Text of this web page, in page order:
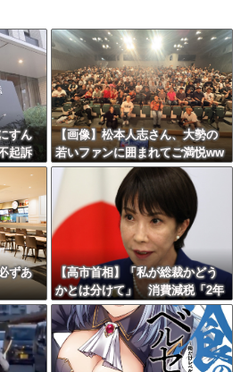
すん
起訴
【画像】松本人志さん、大勢の
若いファンに囲まれてご満悦ww
wwwwwwwwwwww
ずあ
【高市首相】「私が総裁かどう
かとは分けて」 消費減税「2年
後に私の責任で戻す」発言を説
明